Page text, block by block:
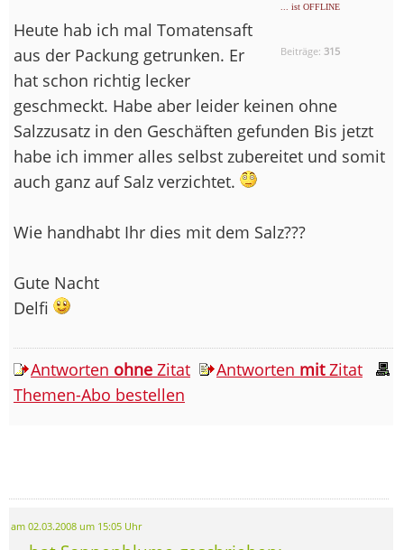
... ist OFFLINE
Beiträge:315
Heute hab ich mal Tomatensaft
aus der Packung getrunken. Er
hat schon richtig lecker
geschmeckt. Habe aber leider keinen ohne
Salzzusatz in den Geschäften gefunden Bis jetzt
habe ich immer alles selbst zubereitet und somit
auch ganz auf Salz verzichtet.
Wie handhabt Ihr dies mit dem Salz???
Gute Nacht
Delfi
Antworten ohne Zitat Antworten mitZitat
Themen-Abo bestellen
am 02.03.2008 um 15:05 Uhr